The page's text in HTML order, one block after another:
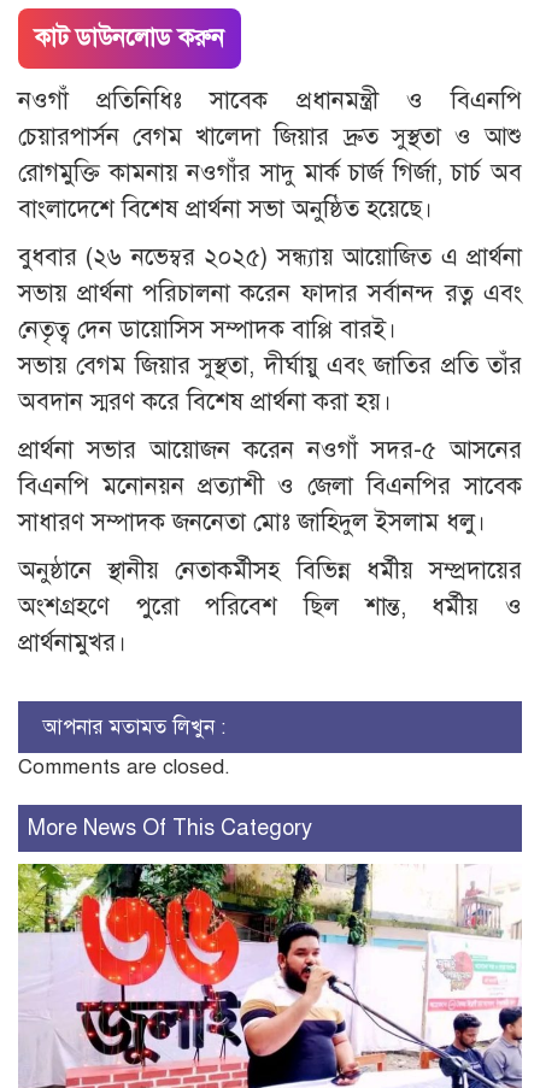
কাট ডাউনলোড করুন
নওগাঁ প্রতিনিধিঃ সাবেক প্রধানমন্ত্রী ও বিএনপি
চেয়ারপার্সন বেগম খালেদা জিয়ার দ্রুত সুস্থতা ও আশু
রোগমুক্তি কামনায় নওগাঁর সাদু মার্ক চার্জ গির্জা, চার্চ অব
বাংলাদেশে বিশেষ প্রার্থনা সভা অনুষ্ঠিত হয়েছে।
বুধবার (২৬ নভেম্বর ২০২৫) সন্ধ্যায় আয়োজিত এ প্রার্থনা
সভায় প্রার্থনা পরিচালনা করেন ফাদার সর্বানন্দ রত্ন এবং
নেতৃত্ব দেন ডায়োসিস সম্পাদক বাপ্পি বারই।
সভায় বেগম জিয়ার সুস্থতা, দীর্ঘায়ু এবং জাতির প্রতি তাঁর
অবদান স্মরণ করে বিশেষ প্রার্থনা করা হয়।
প্রার্থনা সভার আয়োজন করেন নওগাঁ সদর-৫ আসনের
বিএনপি মনোনয়ন প্রত্যাশী ও জেলা বিএনপির সাবেক
সাধারণ সম্পাদক জননেতা মোঃ জাহিদুল ইসলাম ধলু।
অনুষ্ঠানে স্থানীয় নেতাকর্মীসহ বিভিন্ন ধর্মীয় সম্প্রদায়ের
অংশগ্রহণে পুরো পরিবেশ ছিল শান্ত, ধর্মীয় ও
প্রার্থনামুখর।
আপনার মতামত লিখুন :
Comments are closed.
More News Of This Category